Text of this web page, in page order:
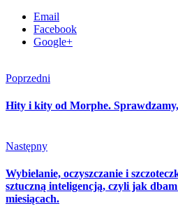
Email
Facebook
Google+
Poprzedni
Hity i kity od Morphe.
Następny
Wybielanie, oczyszczanie i
sztuczną inteligencją, czyli jak
miesiącach.